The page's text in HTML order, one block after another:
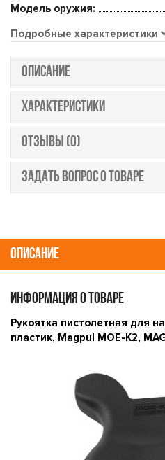
Модель оружия:
Подробные характеристики
ОПИСАНИЕ
ХАРАКТЕРИСТИКИ
ОТЗЫВЫ (0)
ЗАДАТЬ ВОПРОС О ТОВАРЕ
ОПИСАНИЕ
ИНФОРМАЦИЯ О ТОВАРЕ
Рукоятка пистолетная для
пластик, Magpul MOE-K2,